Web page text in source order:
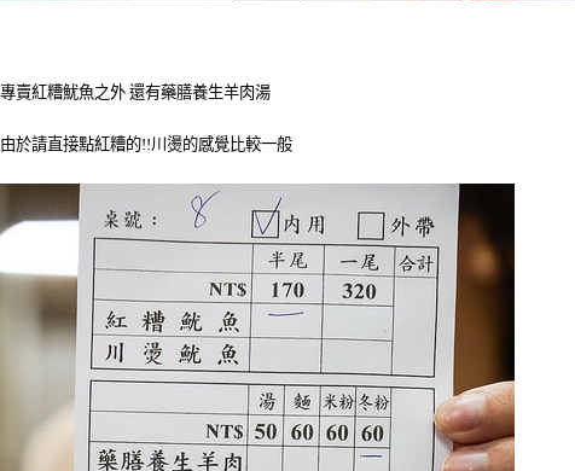
專賣紅糟魷魚之外 還有藥膳養生羊肉湯
由於請直接點紅糟的!!川燙的感覺比較一般